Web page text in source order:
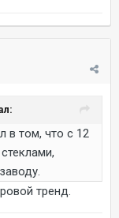
в том, что с 12
тренд.